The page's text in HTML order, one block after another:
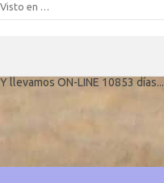
Visto en …
Y llevamos ON-LINE 10853 días...